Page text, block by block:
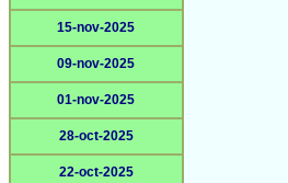
15-nov-2025
09-nov-2025
01-nov-2025
28-oct-2025
22-oct-2025